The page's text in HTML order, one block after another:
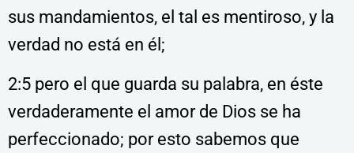
sus mandamientos, el tal es mentiroso, y la
verdad no está en él;
2:5 pero el que guarda su palabra, en éste
verdaderamente el amor de Dios se ha
perfeccionado; por esto sabemos que